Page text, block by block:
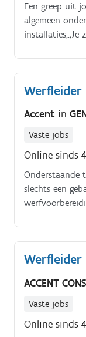
Een greep uit
algemeen onderhoud gebouwen,
installaties,.;Je
staat in voor
onderhouds
Werfleider
Accent in
Vaste jobs
Online sinds
Onderstaande
slechts een
overleg met
werf: van
aanspreekpunt
Werfleider
ACCENT
Vaste jobs
Online sinds